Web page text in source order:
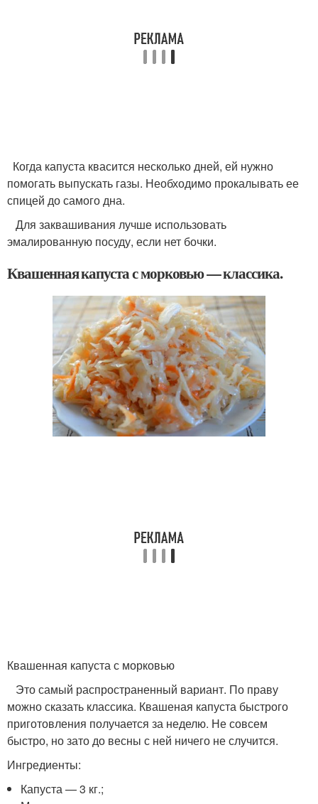
Когда капуста квасится несколько дней, ей нужно
помогать выпускать газы. Необходимо прокалывать ее
спицей до самого дна.
Для заквашивания лучше использовать
эмалированную посуду, если нет бочки.
Квашенная капуста с морковью — классика.
Квашенная капуста с морковью
Это самый распространенный вариант. По праву
можно сказать классика. Квашеная капуста быстрого
приготовления получается за неделю. Не совсем
быстро, но зато до весны с ней ничего не случится.
Ингредиенты:
Капуста — 3 кг.;